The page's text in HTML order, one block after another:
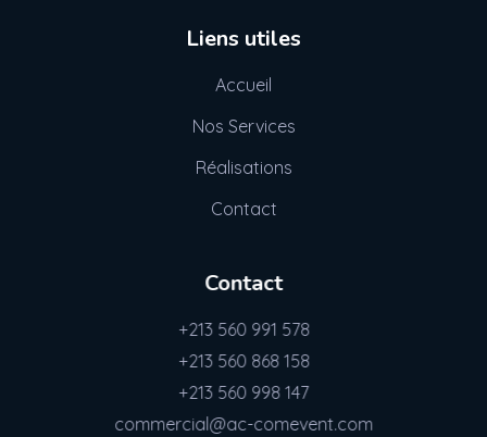
Liens utiles
Accueil
Nos Services
Réalisations
Contact
Contact
+213 560 991 578
+213 560 868 158
+213 560 998 147
commercial@ac-comevent.com